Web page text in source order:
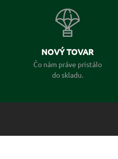
NOVÝ TOVAR
Čo nám práve pristálo
do skladu.